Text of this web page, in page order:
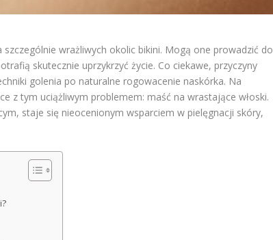
wrażliwych okolic bikini. Mogą one prowadzić do
skutecznie uprzykrzyć życie. Co ciekawe, przyczyny
golenia po naturalne rogowacenie naskórka. Na
z tym uciążliwym problemem: maść na wrastające włoski.
staje się nieocenionym wsparciem w pielęgnacji skóry,